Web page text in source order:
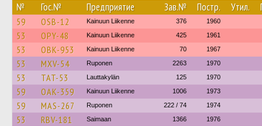
№ Гос.№ Предприятие Зав.№ Постр. Утил.
59 OSB-12 Kainuun Liikenne 376 1960
53 OPY-48 Kainuun Liikenne 425 1961
53 OBK-953 Kainuun Liikenne 70 1967
53 MXV-54 Ruponen 2263 1970
53 TAT-53 Lauttakylän 125 1970
59 OAK-359 Kainuun Liikenne 1006 1973
59 MAS-267 Ruponen 222 / 74 1974
53 RBV-181 Saimaan 1366 1976